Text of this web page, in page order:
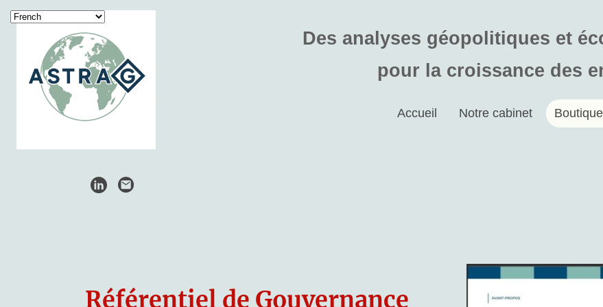
Des analyses géopolitiques et
pour la croissance des
Accueil Notre cabinet
Référentiel de Gouvernance